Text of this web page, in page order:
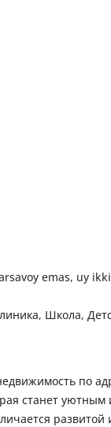
Школа,
по
станет уютным